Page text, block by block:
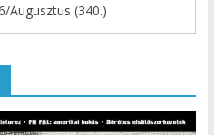
Augusztus (340.)